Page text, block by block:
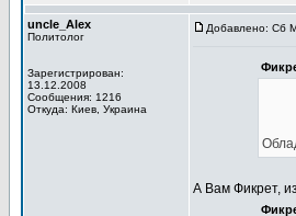
uncle_Alex
Политолог
Зарегистрирован:
13.12.2008
Сообщения: 1216
Откуда: Киев, Украина
Добавлено: Сб
А Вам Фикрет,